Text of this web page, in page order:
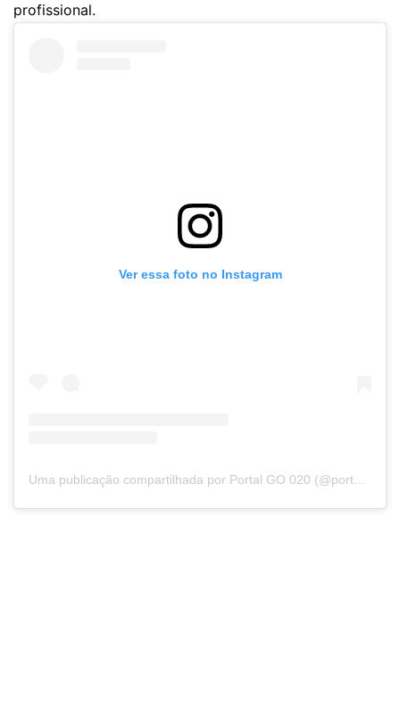
profissional.
Ver essa foto no Instagram
Uma publicação compartilhada por Portal GO 020 (@portalgo020)